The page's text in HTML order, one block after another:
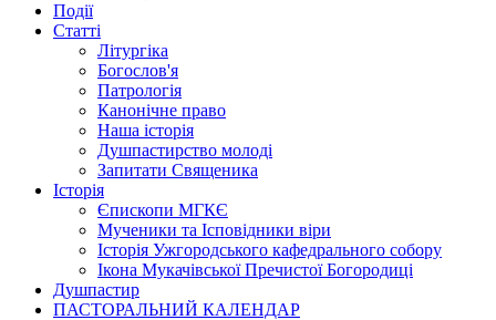
Події
Статті
Літургіка
Богослов'я
Патрологія
Канонічне право
Наша історія
Душпастирство молоді
Запитати Священика
Історія
Єпископи МГКЄ
Мученики та Ісповідники віри
Історія Ужгородського кафедрального собору
Ікона Мукачівської Пречистої Богородиці
Душпастир
ПАСТОРАЛЬНИЙ КАЛЕНДАР